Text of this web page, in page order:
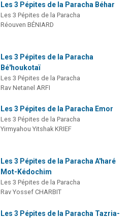
Les 3 Pépites de la Paracha Béhar
Les 3 Pépites de la Paracha
Réouven BÉNIARD
Les 3 Pépites de la Paracha
Bé'houkotaï
Les 3 Pépites de la Paracha
Rav Netanel ARFI
Les 3 Pépites de la Paracha Emor
Les 3 Pépites de la Paracha
Yirmyahou Yitshak KRIEF
Les 3 Pépites de la Paracha A'haré
Mot-Kédochim
Les 3 Pépites de la Paracha
Rav Yossef CHARBIT
Les 3 Pépites de la Paracha Tazria-